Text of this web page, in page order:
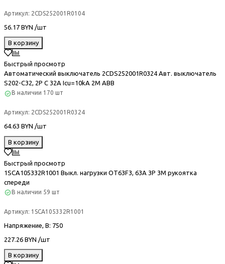
Артикул: 2CDS252001R0104
56.17 BYN /шт
В корзину
Быстрый просмотр
Автоматический выключатель 2CDS252001R0324 Авт. выключатель
S202-C32, 2P C 32A Icu=10kA 2M ABB
В наличии 170 шт
Артикул: 2CDS252001R0324
64.63 BYN /шт
В корзину
Быстрый просмотр
1SCA105332R1001 Выкл. нагрузки OT63F3, 63A 3P 3M рукоятка
спереди
В наличии 59 шт
Артикул: 1SCA105332R1001
Напряжение, В: 750
227.26 BYN /шт
В корзину